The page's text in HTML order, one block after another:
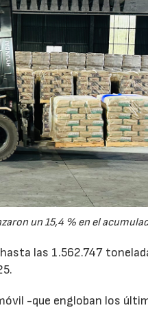
un 15,4 % en el
las 1.562.747
-que engloban los